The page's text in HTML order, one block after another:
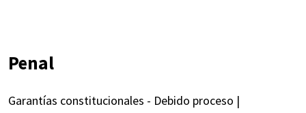
Penal
Garantías constitucionales - Debido proceso |